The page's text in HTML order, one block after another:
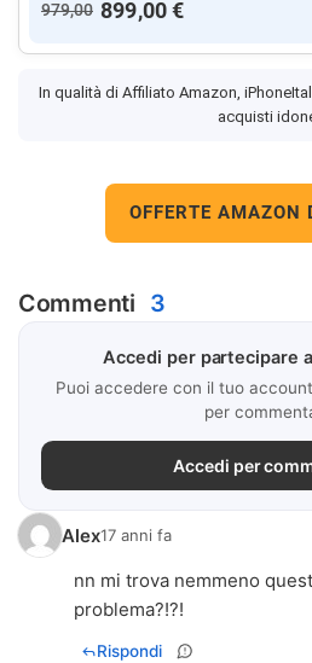
979,00 899,00 €
In qualità di Affiliato Amazon,
acquisti
OFFERTE AMAZON
Commenti 3
Accedi per partecipare
Puoi accedere con il tuo
per
Accedi per
Alex17 anni fa
nn mi trova nemmeno
problema?!?!
Rispondi